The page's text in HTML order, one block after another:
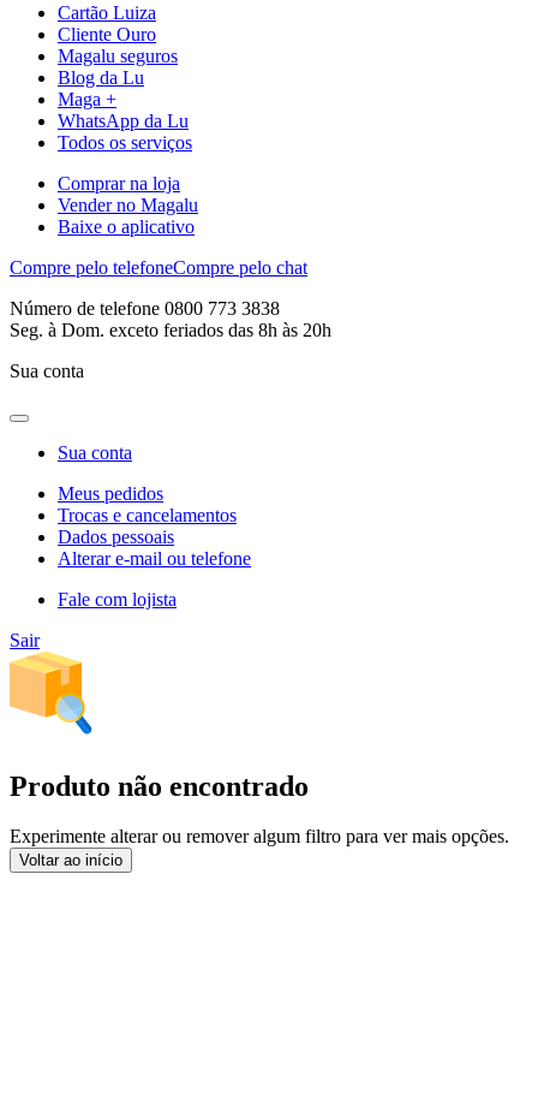
Cartão Luiza
Cliente Ouro
Magalu seguros
Blog da Lu
Maga +
WhatsApp da Lu
Todos os serviços
Comprar na loja
Vender no Magalu
Baixe o aplicativo
Compre pelo telefoneCompre pelo chat
Número de telefone 0800 773 3838
Seg. à Dom. exceto feriados das 8h às 20h
Sua conta
Sua conta
Meus pedidos
Trocas e cancelamentos
Dados pessoais
Alterar e-mail ou telefone
Fale com lojista
Sair
Produto não encontrado
Experimente alterar ou remover algum filtro para ver mais opções.
Voltar ao início